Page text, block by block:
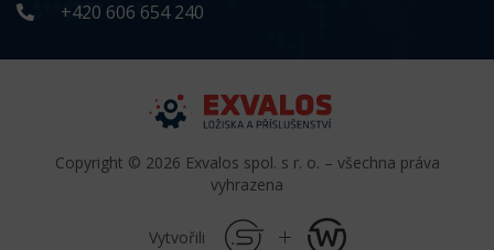
+420 606 654 240
Copyright © 2026 Exvalos spol. s r. o. – všechna práva
vyhrazena
Vytvořili